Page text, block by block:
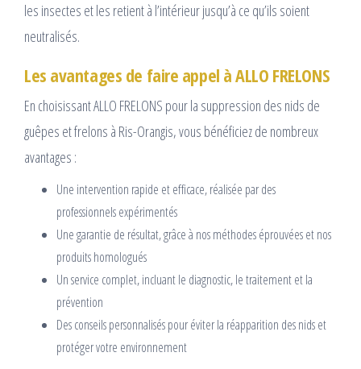
les insectes et les retient à l’intérieur jusqu’à ce qu’ils soient
neutralisés.
Les avantages de faire appel à ALLO FRELONS
En choisissant ALLO FRELONS pour la suppression des nids de
guêpes et frelons à Ris-Orangis, vous bénéficiez de nombreux
avantages :
Une intervention rapide et efficace, réalisée par des
professionnels expérimentés
Une garantie de résultat, grâce à nos méthodes éprouvées et nos
produits homologués
Un service complet, incluant le diagnostic, le traitement et la
prévention
Des conseils personnalisés pour éviter la réapparition des nids et
protéger votre environnement